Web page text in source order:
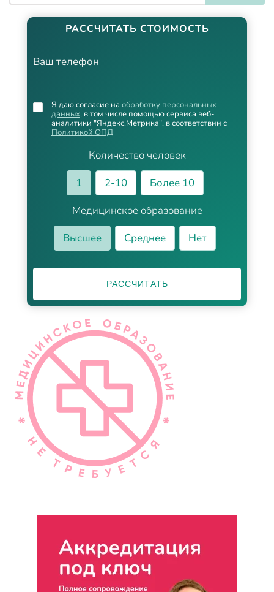
РАССЧИТАТЬ СТОИМОСТЬ
Ваш телефон
Количество человек
1
2-10
Более 10
Медицинское образование
Высшее
Среднее Нет
Я даю согласие на обработку персональных
данных, в том числе помощью сервиса веб-
аналитики "Яндекс.Метрика", в соответствии с
Политикой ОПД
РАССЧИТАТЬ